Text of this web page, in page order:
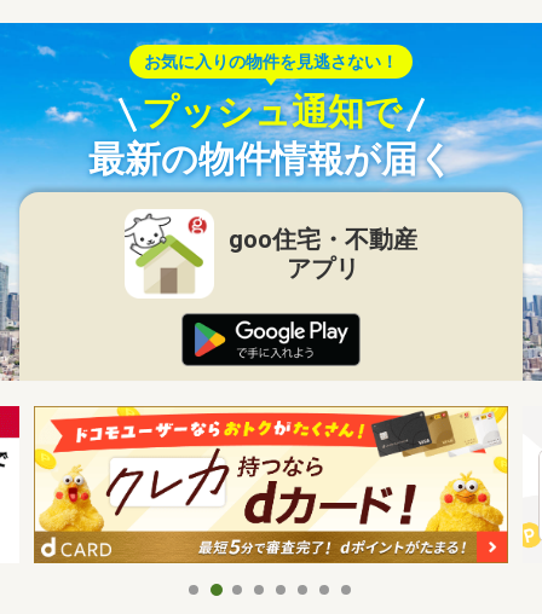
お気に入りの物件を見逃さない！
プッシュ通知で
最新の物件情報が届く
goo住宅・不動産
アプリ